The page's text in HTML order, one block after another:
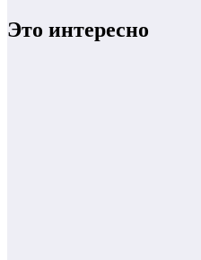
Это интересно